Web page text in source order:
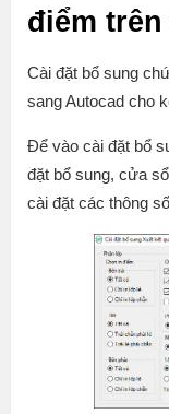
điểm
Cài đặt bổ sung
sang Autocad cho
Để vào cài đặt bổ
đặt bổ sung, cửa
cài đặt các thông